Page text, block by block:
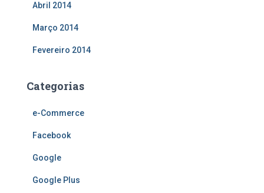
Abril 2014
Março 2014
Fevereiro 2014
Categorias
e-Commerce
Facebook
Google
Google Plus